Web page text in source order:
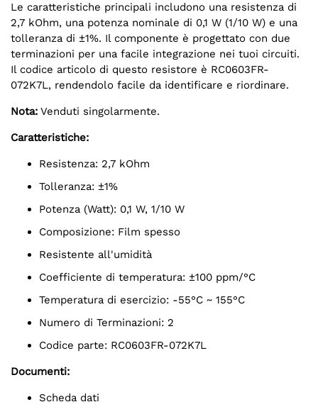
Le caratteristiche principali includono una resistenza di
2,7 kOhm, una potenza nominale di 0,1 W (1/10 W) e una
tolleranza di ±1%. Il componente è progettato con due
terminazioni per una facile integrazione nei tuoi circuiti.
Il codice articolo di questo resistore è RC0603FR-
072K7L, rendendolo facile da identificare e riordinare.
Nota: Venduti singolarmente.
Caratteristiche:
Resistenza: 2,7 kOhm
Tolleranza: ±1%
Potenza (Watt): 0,1 W, 1/10 W
Composizione: Film spesso
Resistente all'umidità
Coefficiente di temperatura: ±100 ppm/°C
Temperatura di esercizio: -55°C ~ 155°C
Numero di Terminazioni: 2
Codice parte: RC0603FR-072K7L
Documenti:
Scheda dati